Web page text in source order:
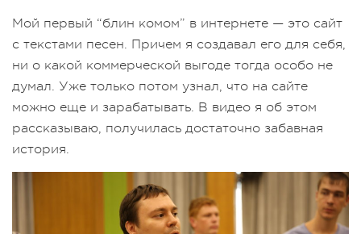
Мой первый “блин комом” в интернете — это сайт
с текстами песен. Причем я создавал его для себя,
ни о какой коммерческой выгоде тогда особо не
думал. Уже только потом узнал, что на сайте
можно еще и зарабатывать. В видео я об этом
рассказываю, получилась достаточно забавная
история.